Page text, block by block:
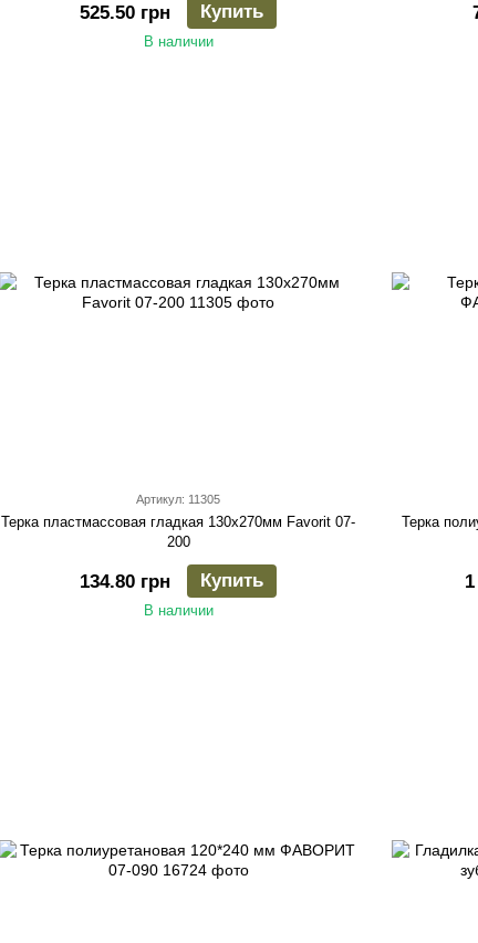
525.50 грн Купить
В наличии
Артикул: 11305
Терка пластмассовая гладкая 130х270мм Favorit 07-
200
134.80 грн Купить
В наличии
Терка